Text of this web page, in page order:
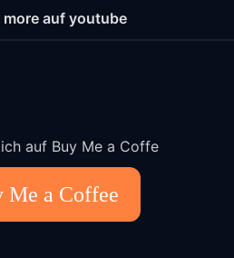
auf youtube
auf Buy Me a Coffe
Me a Coffee